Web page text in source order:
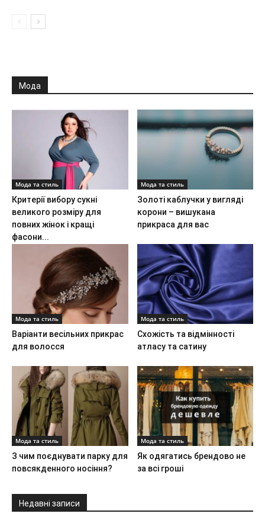
Мода
Мода та стиль
Критерії вибору сукні
великого розміру для
повних жінок і кращі
фасони...
Мода та стиль
Золоті каблучки у вигляді
корони – вишукана
прикраса для вас
Мода та стиль
Варіанти весільних прикрас
для волосся
Мода та стиль
Схожість та відмінності
атласу та сатину
Мода та стиль
З чим поєднувати парку для
повсякденного носіння?
Мода та стиль
Як одягатись брендово не
за всі гроші
Недавні записи